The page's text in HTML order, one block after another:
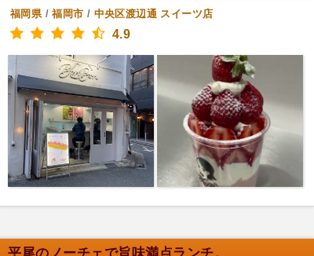
福岡県/福岡市 / 中央区渡辺通 スイーツ店
4.9